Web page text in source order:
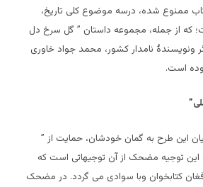
11 عنوان کتاب ممنوع شده، درسه موضوع کلی تاریخ،
که از جمله، مجموعه داستان ” گل سرخ دل
ونویسندۀ نامدار کشور، محمد جواد خاوری
است.
این طرح به گمان خودشان، حمایت از ”
توجیه مضحک از آن توجیهاتی است که
کتابخوان وبا سوادی می گردد. در مضحک